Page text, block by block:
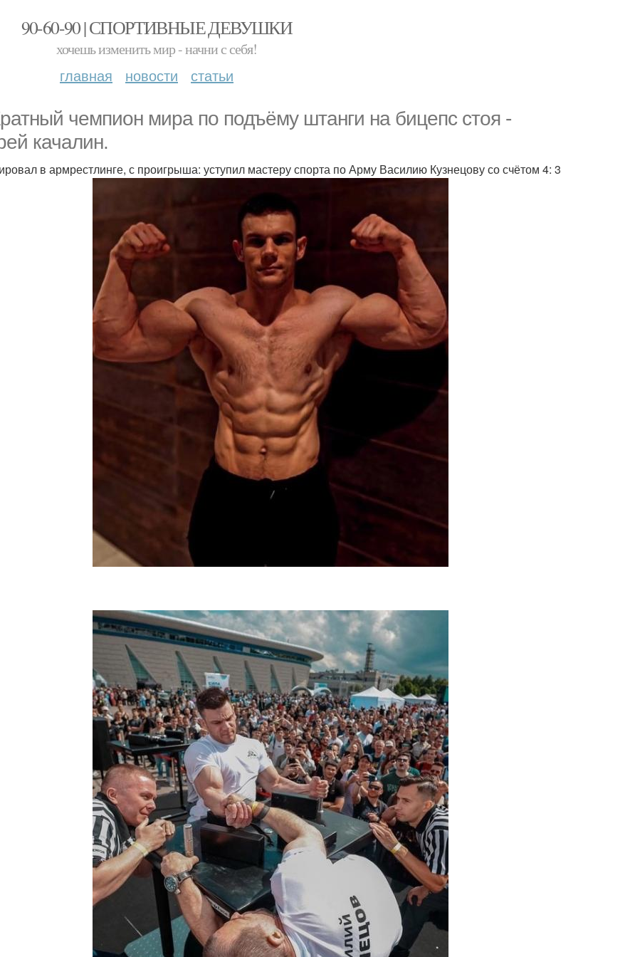
90-60-90 | СПОРТИВНЫЕ ДЕВУШКИ
хочешь изменить мир - начни с себя!
главная новости статьи
чемпион мира по подъёму штанги на бицепс стоя -
качалин.
в армрестлинге, с проигрыша: уступил мастеру спорта по Арму Василию Кузнецову со счётом 4: 3